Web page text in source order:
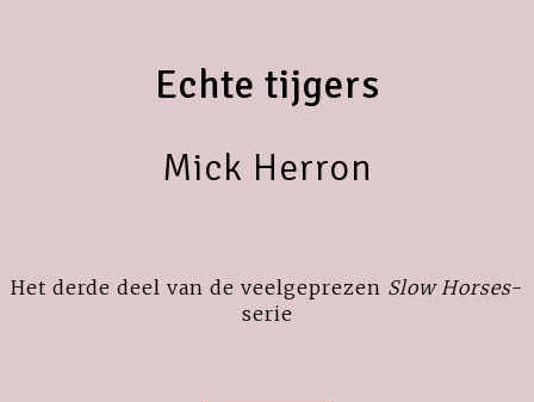
Echte tijgers
Mick Herron
Het derde deel van de veelgeprezen Slow Horses-
serie